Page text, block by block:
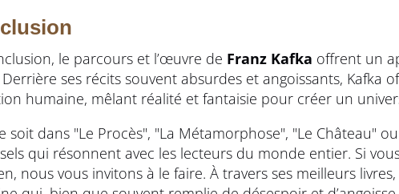
le parcours et l’œuvre de Franz Kafka offrent un
Derrière ses récits souvent absurdes et angoissants,
humaine, mêlant réalité et fantaisie pour créer un
soit dans "Le Procès", "La Métamorphose", "Le Château"
qui résonnent avec les lecteurs du monde entier. Si
nous vous invitons à le faire. À travers ses meilleurs